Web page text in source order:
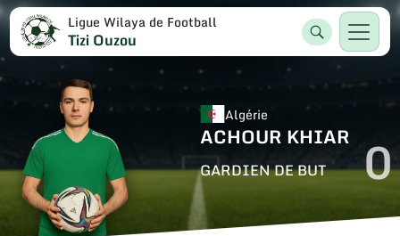
Ligue Wilaya de Football
Tizi Ouzou
Algérie
ACHOUR KHIAR
GARDIEN DE BUT 0